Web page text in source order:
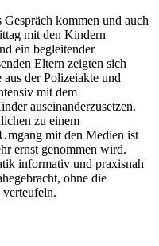
kommen und auch
mit den Kindern
ein begleitender
Eltern zeigten sich
der Polizeiakte und
mit dem
auseinanderzusetzen.
zu einem
mit den Medien ist
ernst genommen wird.
informativ und praxisnah
ohne die